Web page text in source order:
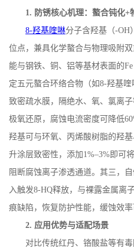
1. 防锈核心机理：螯合钝化+
8-羟基喹啉分子含羟基（-OH
位点，兼具化学螯合与物理吸附
能与钢铁、铜、铝等基材表面的Fe
定五元螯合环络合物（如8-羟基喹
致密疏水膜，隔绝水、氧、氯离
极氧还原，腐蚀电流密度可降低
羟基可与环氧、丙烯酸树脂的羟
升涂层致密性，添加 1%–3%即可
阻断腐蚀离子渗透通道。其三，
入触发8-HQ释放，与裸露金属离
痕缺陷，恢复防护性能，缓蚀效
2. 应用优势与适配场景
对比传统红丹、铬酸盐等有毒